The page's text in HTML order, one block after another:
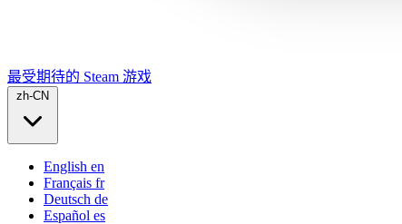
最受期待的 Steam 游戏
zh-CN
English en
Français fr
Deutsch de
Español es